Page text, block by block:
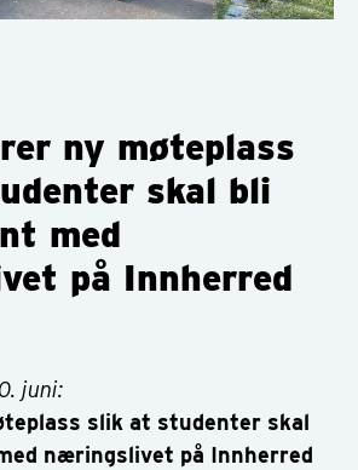
ny møteplass
skal bli
med
på Innherred
juni:
slik at studenter skal
næringslivet på Innherred